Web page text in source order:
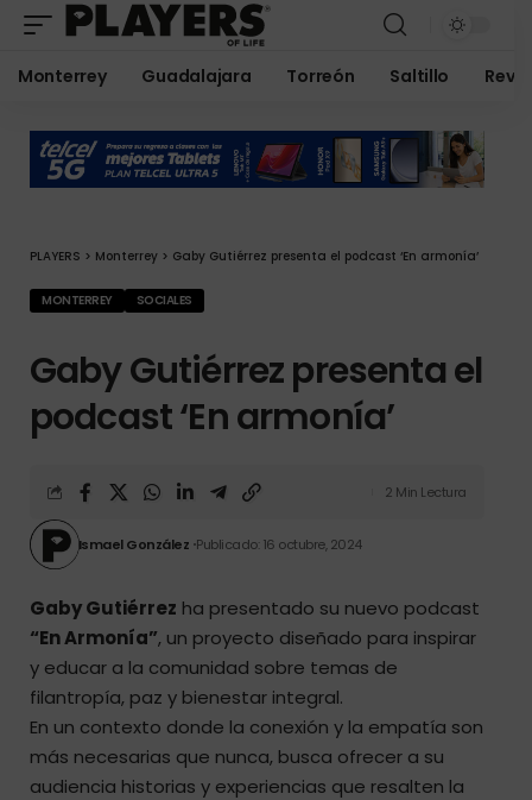
Monterrey Guadalajara Torreón Saltillo
PLAYERS > Monterrey > Gaby Gutiérrez presenta el podcast ‘En armonía’
MONTERREY SOCIALES
Gaby Gutiérrez presenta el
podcast ‘En armonía’
Ismael González Publicado: 16 octubre, 2024
2 Min Lectura
Gaby Gutiérrez ha presentado su nuevo podcast
“En Armonía”, un proyecto diseñado para inspirar
y educar a la comunidad sobre temas de
filantropía, paz y bienestar integral.
En un contexto donde la conexión y la empatía son
más necesarias que nunca, busca ofrecer a su
audiencia historias y experiencias que resalten la